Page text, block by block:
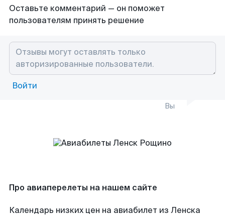
Оставьте комментарий — он поможет
пользователям принять решение
Войти
Вы
Про авиаперелеты на нашем сайте
Календарь низких цен на авиабилет из Ленска